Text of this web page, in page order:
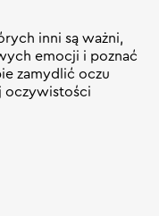
inni są ważni,
emocji i poznać
zamydlić oczu
oczywistości